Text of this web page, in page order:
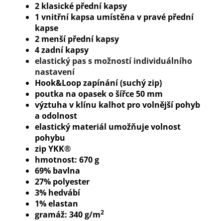
2 klasické přední kapsy
1 vnitřní kapsa umístěna v pravé přední
kapse
2 menší přední kapsy
4 zadní kapsy
elastický pas s možností individuálního
nastavení
Hook&Loop zapínání (suchý zip)
poutka na opasek o šířce 50 mm
výztuha v klínu kalhot pro volnější pohyb
a odolnost
elastický materiál umožňuje volnost
pohybu
zip YKK®
hmotnost: 670 g
69% bavlna
27% polyester
3% hedvábí
1% elastan
gramáž: 340 g/m2